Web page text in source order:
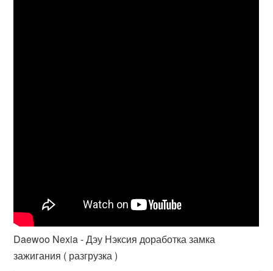
Daewoo Nexia - Дэу Нэксия доработка замка
зажигания ( разгрузка )